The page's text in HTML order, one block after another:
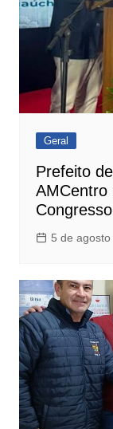
Geral
Prefeito
AMCentro
5 de